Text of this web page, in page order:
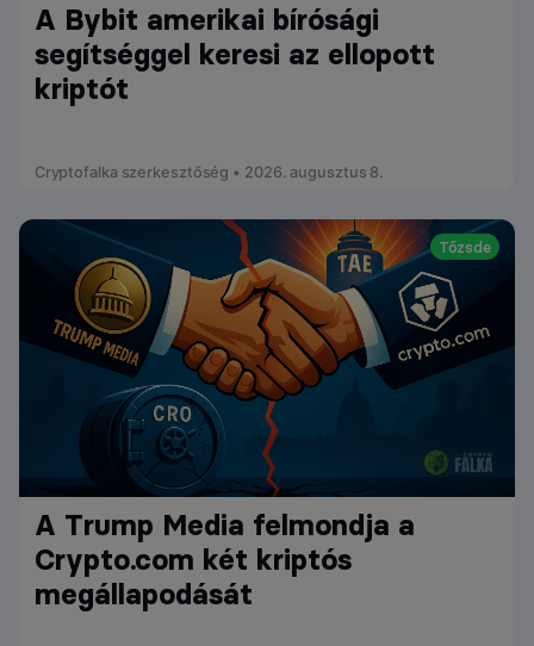
A Bybit amerikai bírósági
segítséggel keresi az ellopott
kriptót
Cryptofalka szerkesztőség • 2026. augusztus 8.
Tőzsde
A Trump Media felmondja a
Crypto.com két kriptós
megállapodását